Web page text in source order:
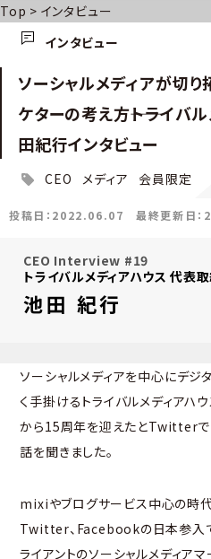
Top > インタビュー
インタビュー
ソーシャルメディアが切
ケターの考え方――トライバ
田紀行インタビュー
CEO メディア 会員限定
投稿日：2022.06.07 最終更新日
CEO Interview #19
トライバルメディアハウス 代表
池田 紀行
ソーシャルメディアを中心にデジ
く手掛けるトライバルメディアハ
から15周年を迎えたとTwitterで
話を聞きました。
mixiやブログサービス中心の時
Twitter、Facebookの日本参入
ライアントのソーシャルメディア